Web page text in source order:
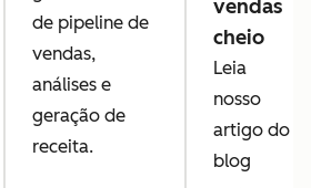
de pipeline de
vendas,
análises e
geração de
receita.
vendas
cheio
Leia
nosso
artigo do
blog